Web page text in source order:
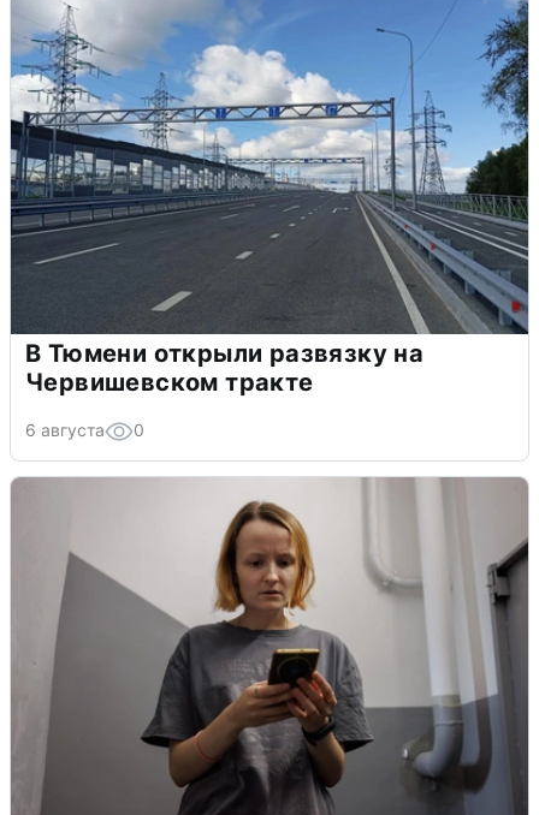
В Тюмени открыли развязку на
Червишевском тракте
6 августа 0